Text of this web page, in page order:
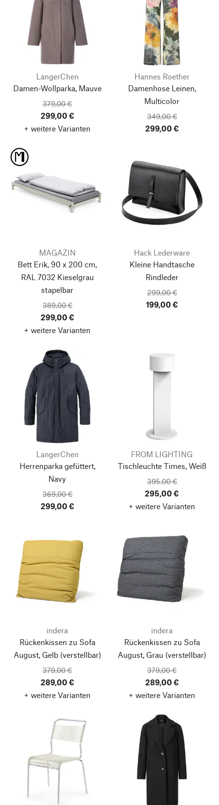
LangerChen
Damen-Wollparka, Mauve
379,00 €
299,00 €
+ weitere Varianten
Hannes Roether
Damenhose Leinen,
Multicolor
349,00 €
299,00 €
MAGAZIN
Bett Erik, 90 x 200 cm,
RAL 7032 Kieselgrau
stapelbar
389,00 €
299,00 €
+ weitere Varianten
Hack Lederware
Kleine Handtasche
Rindleder
299,00 €
199,00 €
LangerChen
Herrenparka gefüttert,
Navy
369,00 €
299,00 €
FROM LIGHTING
Tischleuchte Times, Weiß
395,00 €
295,00 €
+ weitere Varianten
indera
Rückenkissen zu Sofa
August, Gelb(verstellbar)
379,00 €
289,00 €
+ weitere Varianten
indera
Rückenkissen zu Sofa
August, Grau (verstellbar)
379,00 €
289,00 €
+ weitere Varianten